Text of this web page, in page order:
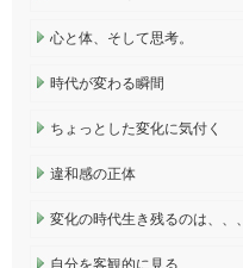
心と体、そして思考。
時代が変わる瞬間
ちょっとした変化に気付く
違和感の正体
変化の時代生き残るのは、、、
自分を客観的に見る